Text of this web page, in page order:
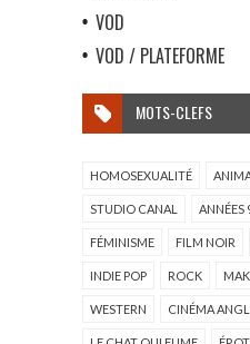
VOD
VOD / PLATEFORME
MOTS-CLEFS
HOMOSEXUALITÉ
STUDIO CANAL ANNÉES
FÉMINISME FILM NOIR
INDIE POP ROCK
WESTERN CINÉMA